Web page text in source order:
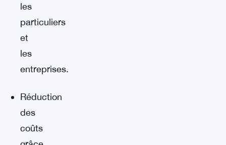
les
particuliers
et
les
entreprises.
Réduction
des
coûts